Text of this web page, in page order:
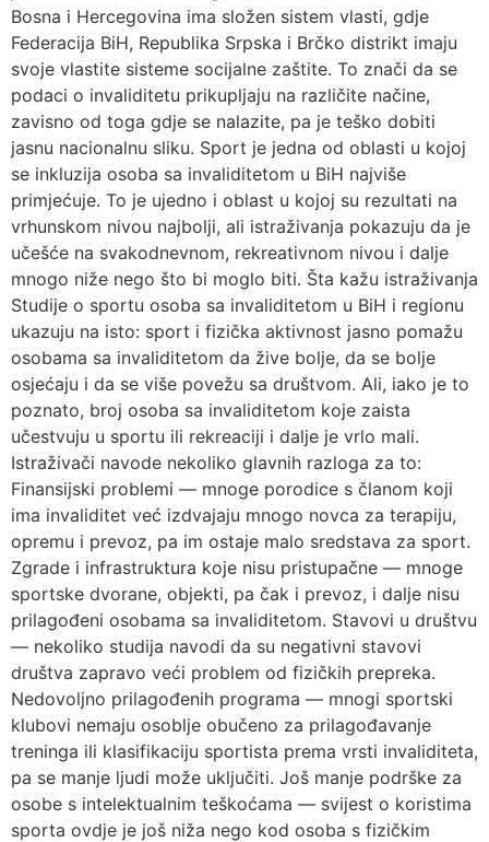
Bosna i Hercegovina ima složen sistem vlasti, gdje
Federacija BiH, Republika Srpska i Brčko distrikt imaju
svoje vlastite sisteme socijalne zaštite. To znači da se
podaci o invaliditetu prikupljaju na različite načine,
zavisno od toga gdje se nalazite, pa je teško dobiti
jasnu nacionalnu sliku. Sport je jedna od oblasti u kojoj
se inkluzija osoba sa invaliditetom u BiH najviše
primjećuje. To je ujedno i oblast u kojoj su rezultati na
vrhunskom nivou najbolji, ali istraživanja pokazuju da je
učešće na svakodnevnom, rekreativnom nivou i dalje
mnogo niže nego što bi moglo biti. Šta kažu istraživanja
Studije o sportu osoba sa invaliditetom u BiH i regionu
ukazuju na isto: sport i fizička aktivnost jasno pomažu
osobama sa invaliditetom da žive bolje, da se bolje
osjećaju i da se više povežu sa društvom. Ali, iako je to
poznato, broj osoba sa invaliditetom koje zaista
učestvuju u sportu ili rekreaciji i dalje je vrlo mali.
Istraživači navode nekoliko glavnih razloga za to:
Finansijski problemi — mnoge porodice s članom koji
ima invaliditet već izdvajaju mnogo novca za terapiju,
opremu i prevoz, pa im ostaje malo sredstava za sport.
Zgrade i infrastruktura koje nisu pristupačne — mnoge
sportske dvorane, objekti, pa čak i prevoz, i dalje nisu
prilagođeni osobama sa invaliditetom. Stavovi u društvu
— nekoliko studija navodi da su negativni stavovi
društva zapravo veći problem od fizičkih prepreka.
Nedovoljno prilagođenih programa — mnogi sportski
klubovi nemaju osoblje obučeno za prilagođavanje
treninga ili klasifikaciju sportista prema vrsti invaliditeta,
pa se manje ljudi može uključiti. Još manje podrške za
osobe s intelektualnim teškoćama — svijest o koristima
sporta ovdje je još niža nego kod osoba s fizičkim